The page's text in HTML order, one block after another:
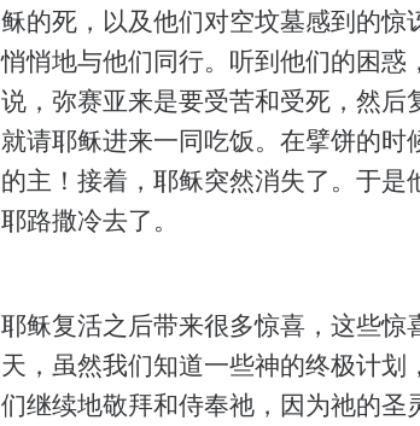
稣的死，以及他们对空坟墓感到的
悄悄地与他们同行。听到他们的困
说，弥赛亚来是要受苦和受死，然后
就请耶稣进来一同吃饭。在擘饼的
的主！接着，耶稣突然消失了。于
耶路撒冷去了。
耶稣复活之后带来很多惊喜，这些
天，虽然我们知道一些神的终极计
们继续地敬拜和侍奉祂，因为祂的圣